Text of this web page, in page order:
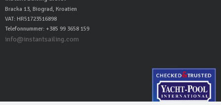
Bracka 13, Biograd, Kroatien
VAT: HR51723516898
Telefonnummer: +385 99 3658 159
info@instantsailing.com